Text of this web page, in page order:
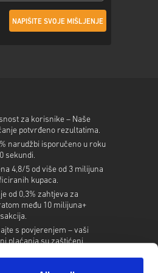
NAPIŠITE SVOJE MIŠLJENJE
za korisnike – Naše
potvrđeno rezultatima.
narudžbi isporučeno u roku
sekundi.
4,8/5 od više od 3 milijuna
kupaca.
od 0,3% zahtjeva za
među 10 milijuna+
s povjerenjem – vaši
plaćanja su zaštićeni.